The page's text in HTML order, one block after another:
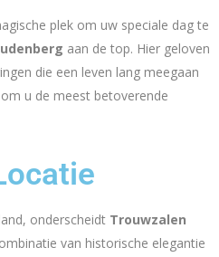
plek om uw speciale dag te
aan de top. Hier geloven
die een leven lang meegaan
u de meest betoverende
onderscheidt Trouwzalen
van historische elegantie